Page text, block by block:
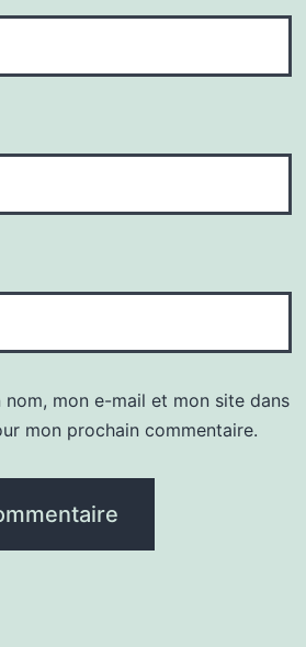
nom, mon e-mail et mon site dans
mon prochain commentaire.